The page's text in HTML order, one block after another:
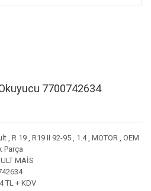
7700742634
R 19 R19 II 92-95 1.4 MOTOR
OEM
Parça
MAİS
TL + KDV